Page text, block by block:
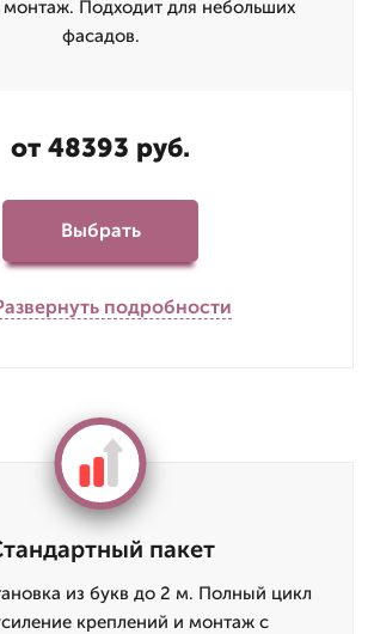
монтаж. Подходит для небольших
фасадов.
от 48393 руб.
Выбрать
подробности
пакет
из букв до 2 м. Полный цикл
креплений и монтаж с